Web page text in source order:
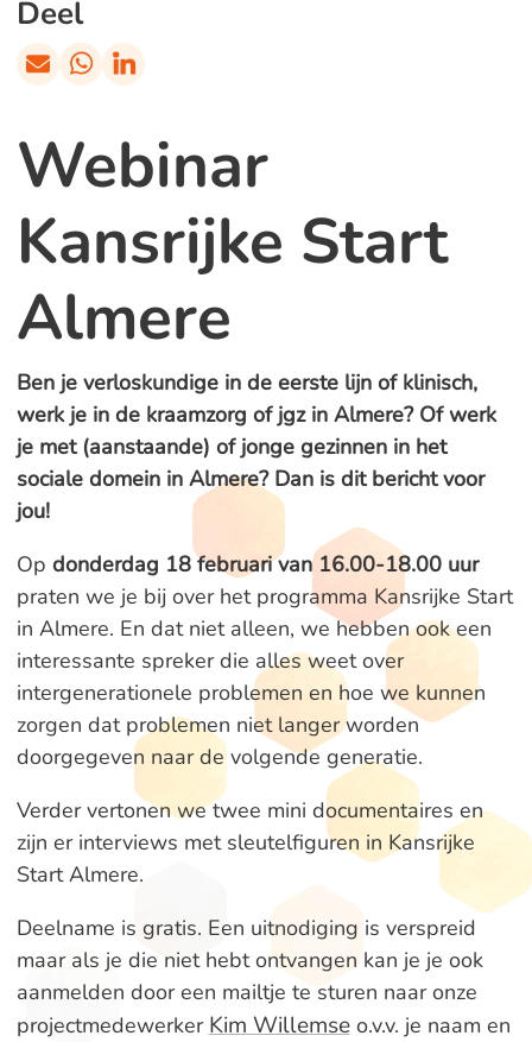
Webinar
Kansrijke Start
Almere
Ben je verloskundige in de eerste lijn of klinisch,
werk je in de kraamzorg of jgz in Almere? Of werk
je met (aanstaande) of jonge gezinnen in het
sociale domein in Almere? Dan is dit bericht voor
jou!
Op donderdag 18 februari van 16.00-18.00 uur
praten we je bij over het programma Kansrijke Start
in Almere. En dat niet alleen, we hebben ook een
interessante spreker die alles weet over
intergenerationele problemen en hoe we kunnen
zorgen dat problemen niet langer worden
doorgegeven naar de volgende generatie.
Verder vertonen we twee mini documentaires en
zijn er interviews met sleutelfiguren in Kansrijke
Start Almere.
Deelname is gratis. Een uitnodiging is verspreid
maar als je die niet hebt ontvangen kan je je ook
aanmelden door een mailtje te sturen naar onze
projectmedewerker Kim Willemseo.v.v. je naam en
Deel